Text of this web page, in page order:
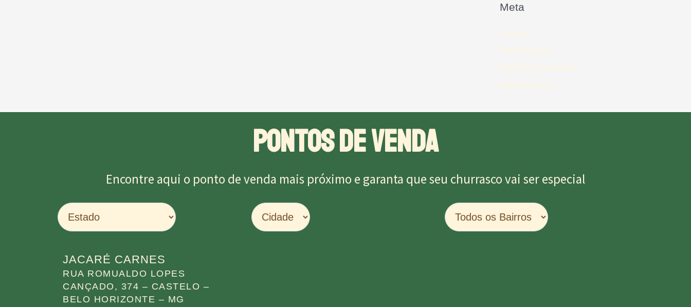
Meta
Acessar
Feed de posts
Feed de comentários
WordPress.org
PONTOS DE VENDA
Encontre aqui o ponto de venda mais próximo e garanta que seu churrasco vai ser especial
JACARÉ CARNES
RUA ROMUALDO LOPES
CANÇADO, 374 – CASTELO –
BELO HORIZONTE – MG